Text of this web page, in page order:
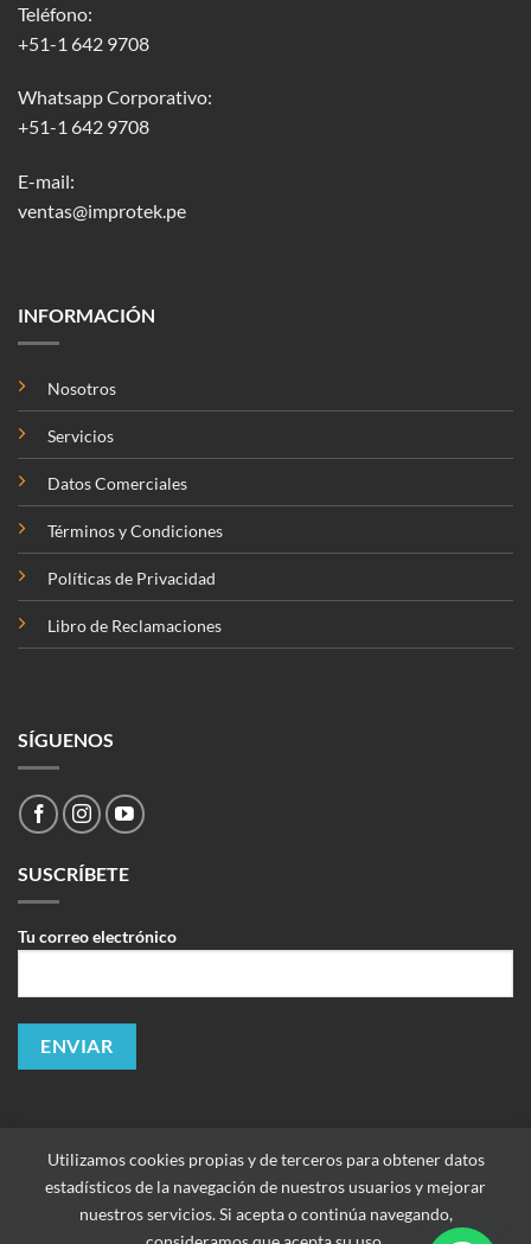
Teléfono:
+51-1 642 9708
Whatsapp Corporativo:
+51-1 642 9708
E-mail:
ventas@improtek.pe
INFORMACIÓN
Nosotros
Servicios
Datos Comerciales
Términos y Condiciones
Políticas de Privacidad
Libro de Reclamaciones
SÍGUENOS
SUSCRÍBETE
Tu correo electrónico
Utilizamos cookies propias y de terceros para obtener datos
estadísticos de la navegación de nuestros usuarios y mejorar
nuestros servicios. Si acepta o continúa navegando,